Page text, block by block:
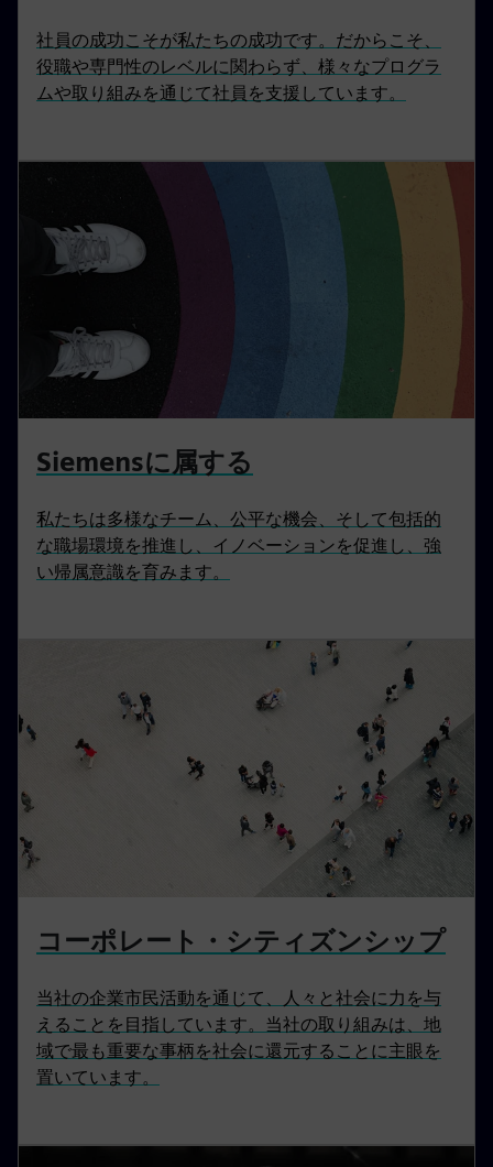
社員の成功こそが私たちの成功です。だからこそ、
役職や専門性のレベルに関わらず、様々なプログラ
ムや取り組みを通じて社員を支援しています。
Siemensに属する
私たちは多様なチーム、公平な機会、そして包括的
な職場環境を推進し、イノベーションを促進し、強
い帰属意識を育みます。
コーポレート・シティズンシップ
当社の企業市民活動を通じて、人々と社会に力を与
えることを目指しています。当社の取り組みは、地
域で最も重要な事柄を社会に還元することに主眼を
置いています。